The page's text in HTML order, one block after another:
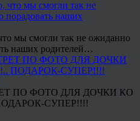
мы смогли так не ожиданно
наших родителей…
ПО ФОТО ДЛЯ ДОЧКИ КО
СУПЕР!!!!